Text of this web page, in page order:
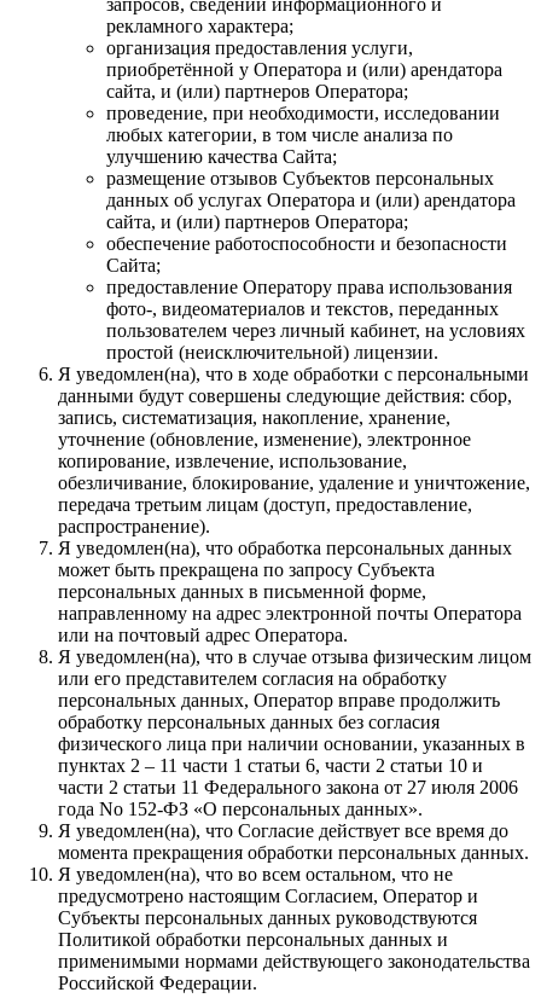
рекламного характера;
организация предоставления услуги,
приобретённой у Оператора и (или) арендатора
сайта, и (или) партнеров Оператора;
проведение, при необходимости, исследовании
любых категории, в том числе анализа по
улучшению качества Сайта;
размещение отзывов Субъектов персональных
данных об услугах Оператора и (или) арендатора
сайта, и (или) партнеров Оператора;
обеспечение работоспособности и безопасности
Сайта;
предоставление Оператору права использования
фото-, видеоматериалов и текстов, переданных
пользователем через личный кабинет, на условиях
простой (неисключительной) лицензии.
Я уведомлен(на), что в ходе обработки с персональными
данными будут совершены следующие действия: сбор,
запись, систематизация, накопление, хранение,
уточнение (обновление, изменение), электронное
копирование, извлечение, использование,
обезличивание, блокирование, удаление и уничтожение,
передача третьим лицам (доступ, предоставление,
распространение).
Я уведомлен(на), что обработка персональных данных
может быть прекращена по запросу Субъекта
персональных данных в письменной форме,
направленному на адрес электронной почты Оператора
или на почтовый адрес Оператора.
Я уведомлен(на), что в случае отзыва физическим лицом
или его представителем согласия на обработку
персональных данных, Оператор вправе продолжить
обработку персональных данных без согласия
физического лица при наличии основании, указанных в
пунктах 2 – 11 части 1 статьи 6, части 2 статьи 10 и
части 2 статьи 11 Федерального закона от 27 июля 2006
года No 152-ФЗ «О персональных данных».
Я уведомлен(на), что Согласие действует все время до
момента прекращения обработки персональных данных.
Я уведомлен(на), что во всем остальном, что не
предусмотрено настоящим Согласием, Оператор и
Субъекты персональных данных руководствуются
Политикой обработки персональных данных и
применимыми нормами действующего законодательства
Российской Федерации.